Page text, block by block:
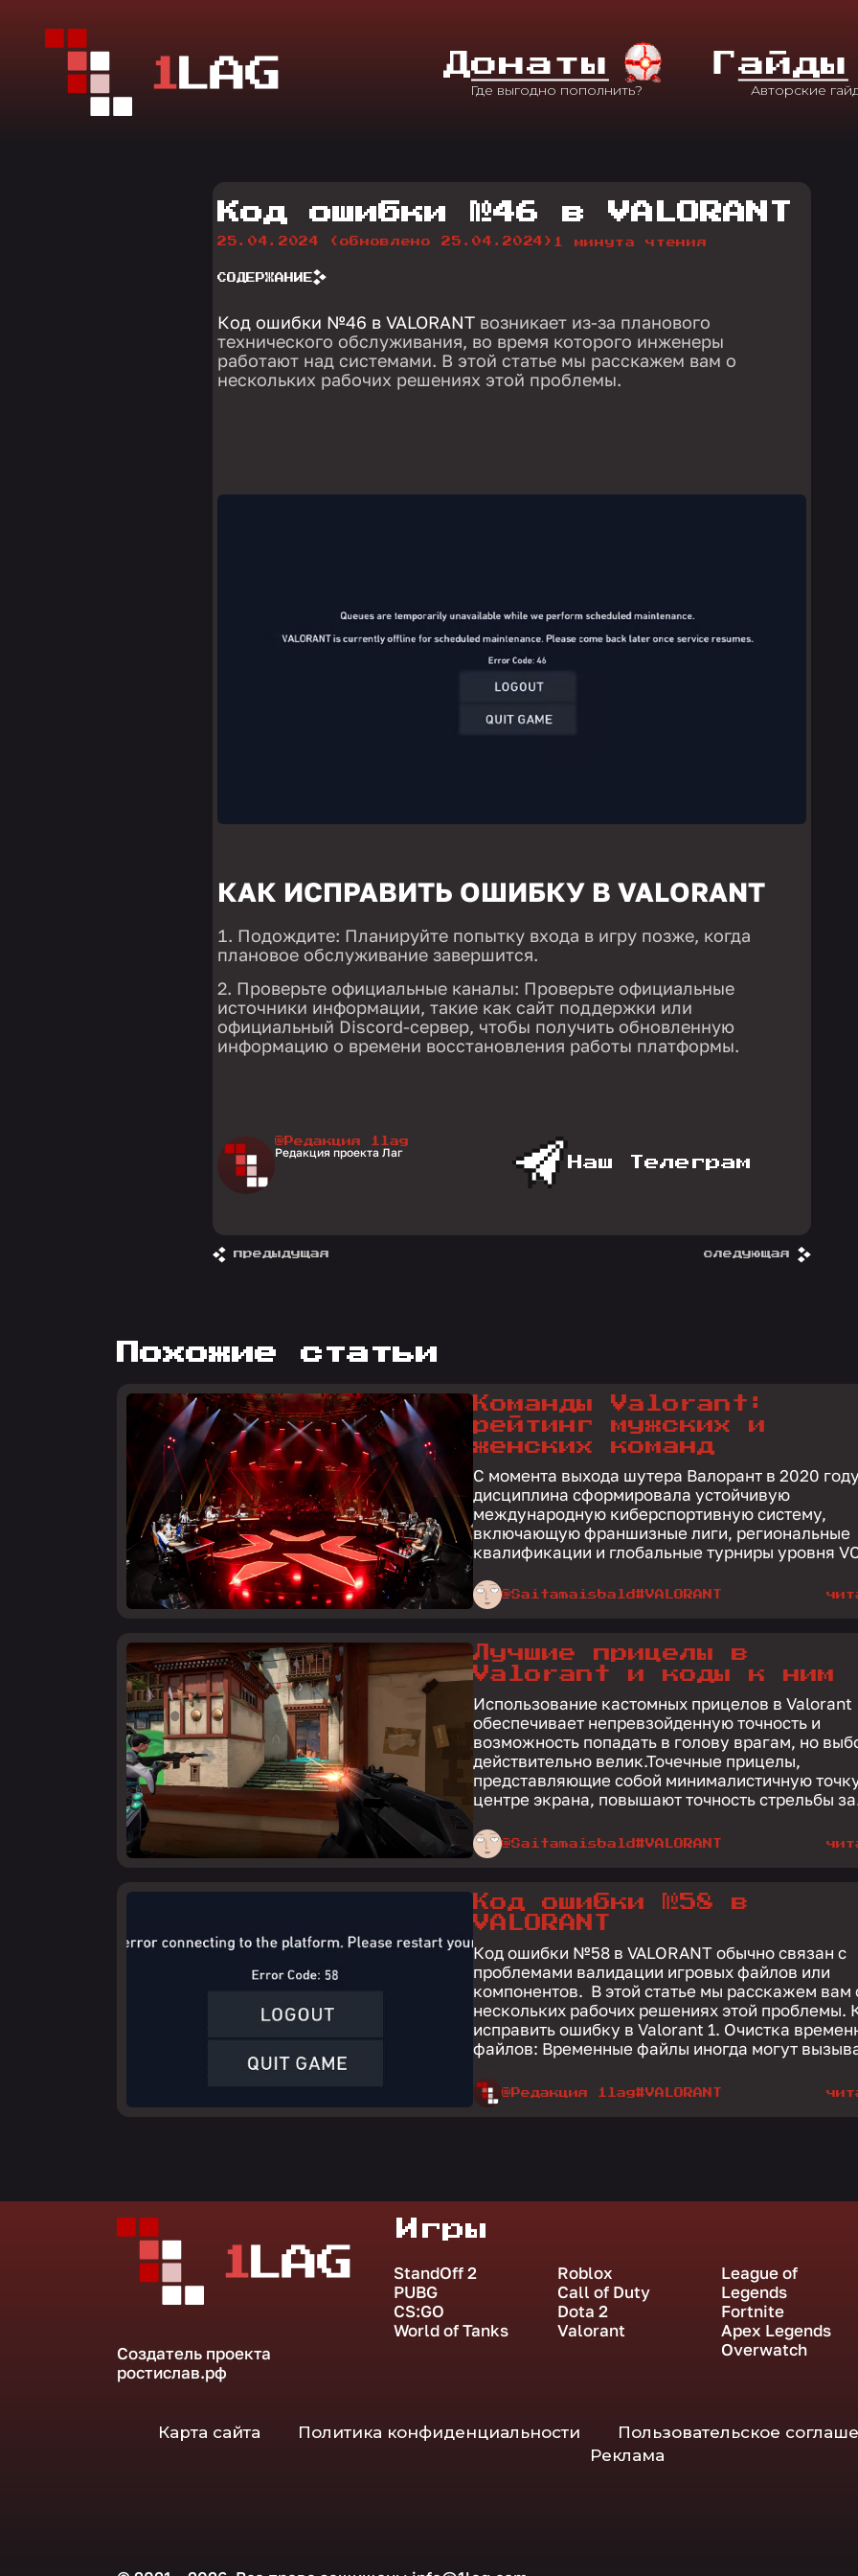
ДОнаты ГАйды
Код ошибки №46 в VALORANT
25.04.2024 (обновлено 25.04.2024) 1 минута чтения
СОДЕРЖАНИЕ
Код ошибки №46 в VALORANT возникает из-за планового
технического обслуживания, во время которого инженеры
работают над системами. В этой статье мы расскажем вам о
нескольких рабочих решениях этой проблемы.
КАК ИСПРАВИТЬ ОШИБКУ В VALORANT
Подождите: Планируйте попытку входа в игру позже, когда
плановое обслуживание завершится.
Проверьте официальные каналы: Проверьте официальные
источники информации, такие как сайт поддержки или
официальный Discord-сервер, чтобы получить обновленную
информацию о времени восстановления работы платформы.
@Редакция 1lag
Редакция проекта Лаг
Наш Телеграм
предыдущая следующая
похожие статьи
Команды Valorant:
рейтинг мужских и
женских команд
С момента выхода шутера Валорант в 2020 году
дисциплина сформировала устойчивую
международную киберспортивную систему,
включающую франшизные лиги, региональные
квалификации и глобальные турниры уровня
@Saitamaisbald#VALORANT
Лучшие прицелы в
Valorant и коды к ним
Использование кастомных прицелов в Valorant
обеспечивает непревзойденную точность и
возможность попадать в голову врагам, но
действительно велик.Точечные прицелы,
представляющие собой минималистичную
центре экрана, повышают точность стрельбы
@Saitamaisbald#VALORANT
Код ошибки №58 в
VALORANT
Код ошибки №58 в VALORANT обычно связан с
проблемами валидации игровых файлов или
компонентов. В этой статье мы расскажем вам
нескольких рабочих решениях этой проблемы. Как
исправить ошибку в Valorant 1. Очистка временных
файлов: Временные файлы иногда могут
@Редакция 1lag#VALORANT
Создатель проекта
ростислав.рф
Игры
StandOff 2
PUBG
CS:GO
World of Tanks
Roblox
Call of Duty
Dota 2
Valorant
League of
Legends
Fortnite
Apex Legends
Overwatch
Карта сайта Политика конфиденциальности Пользовательское
Реклама